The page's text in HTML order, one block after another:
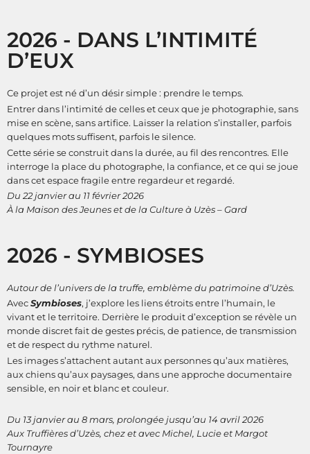
2026 - DANS L’INTIMITÉ
D’EUX
Ce projet est né d’un désir simple : prendre le temps.
Entrer dans l’intimité de celles et ceux que je photographie, sans
mise en scène, sans artifice. Laisser la relation s’installer, parfois
quelques mots suffisent, parfois le silence.
Cette série se construit dans la durée, au fil des rencontres. Elle
interroge la place du photographe, la confiance, et ce qui se joue
dans cet espace fragile entre regardeur et regardé.
Du 22 janvier au 11 février 2026
À la Maison des Jeunes et de la Culture à Uzès – Gard
2026 - SYMBIOSES
Autour de l’univers de la truffe, emblème du patrimoine d’Uzès.
AvecSymbioses, j’explore les liens étroits entre l’humain, le
vivant et le territoire. Derrière le produit d’exception se révèle un
monde discret fait de gestes précis, de patience, de transmission
et de respect du rythme naturel.
Les images s’attachent autant aux personnes qu’aux matières,
aux chiens qu’aux paysages, dans une approche documentaire
sensible, en noir et blanc et couleur.
Du 13 janvier au 8 mars, prolongée jusqu’au 14 avril 2026
Aux Truffières d’Uzès, chez et avec Michel, Lucie et Margot
Tournayre